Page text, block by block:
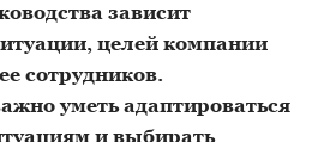
зависит
целей компании
сотрудников.
уметь адаптироваться
и выбирать